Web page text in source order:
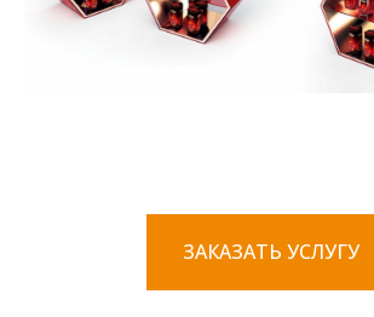
ЗАКАЗАТЬ УСЛУГУ